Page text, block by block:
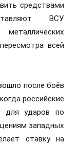
средствами
ВСУ
всей
после боёв
российские
для ударов по
западных
ставку на